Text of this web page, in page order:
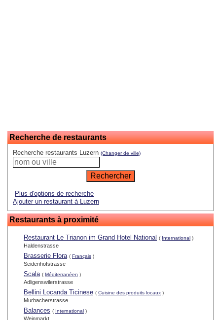
Recherche de restaurants
Recherche restaurants Luzern (Changer de ville)
Plus d'options de recherche
Ajouter un restaurant à Luzern
Restaurants à proximité
Restaurant Le Trianon im Grand Hotel National ( International )
Haldenstrasse
Brasserie Flora ( Français )
Seidenhofstrasse
Scala ( Méditerranéen )
Adligenswilerstrasse
Bellini Locanda Ticinese ( Cuisine des produits locaux )
Murbacherstrasse
Balances ( International )
Weinmarkt